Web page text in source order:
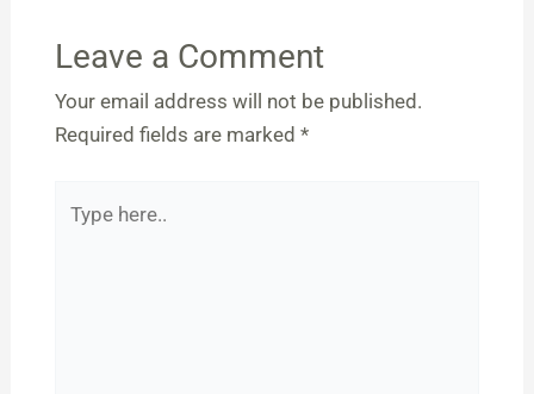
Leave a Comment
Your email address will not be published.
Required fields are marked *
here..